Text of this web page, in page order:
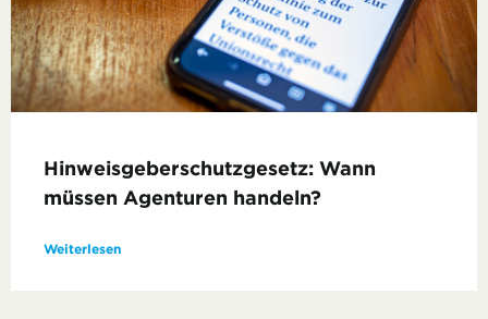
Hinweis­geber­schutzgesetz: Wann
müssen Agenturen handeln?
Weiterlesen